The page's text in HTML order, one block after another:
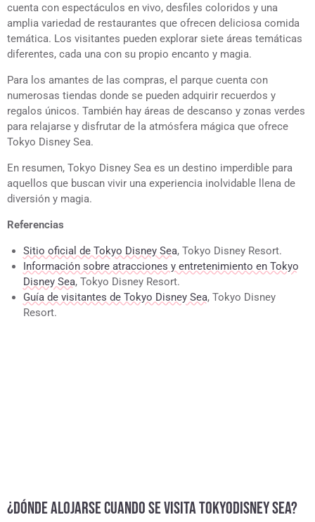
cuenta con espectáculos en vivo, desfiles coloridos y una
amplia variedad de restaurantes que ofrecen deliciosa comida
temática. Los visitantes pueden explorar siete áreas temáticas
diferentes, cada una con su propio encanto y magia.
Para los amantes de las compras, el parque cuenta con
numerosas tiendas donde se pueden adquirir recuerdos y
regalos únicos. También hay áreas de descanso y zonas verdes
para relajarse y disfrutar de la atmósfera mágica que ofrece
Tokyo Disney Sea.
En resumen, Tokyo Disney Sea es un destino imperdible para
aquellos que buscan vivir una experiencia inolvidable llena de
diversión y magia.
Referencias
Sitio oficial de Tokyo Disney Sea, Tokyo Disney Resort.
Información sobre atracciones y entretenimiento en Tokyo
Disney Sea, Tokyo Disney Resort.
Guía de visitantes de Tokyo Disney Sea, Tokyo Disney
Resort.
¿DÓNDE ALOJARSE CUANDO SE VISITA TOKYODISNEY SEA?